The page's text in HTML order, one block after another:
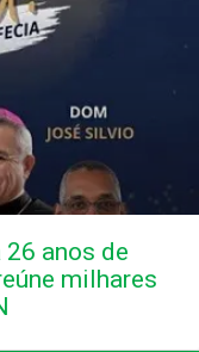
anos de
milhares